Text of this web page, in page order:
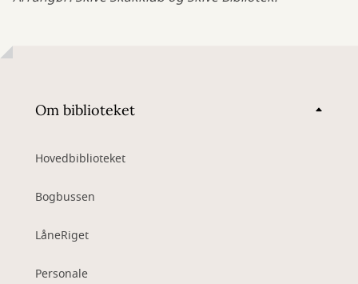
Om biblioteket
Hovedbiblioteket
Bogbussen
LåneRiget
Personale